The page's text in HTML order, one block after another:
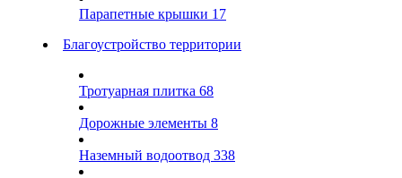
Парапетные крышки 17
Благоустройство территории
Тротуарная плитка 68
Дорожные элементы 8
Наземный водоотвод 338